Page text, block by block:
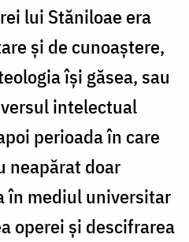
lui Stăniloae era
și de cunoaștere,
își găsea, sau
intelectual
perioada în care
neapărat doar
în mediul universitar
operei și descifrarea